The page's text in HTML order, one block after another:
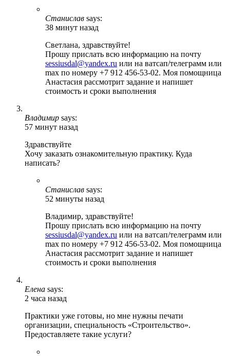
Станислав says:
38 минут назад
Светлана, здравствуйте!
Прошу прислать всю информацию на почту
sessiusdal@yandex.ru или на ватсап/телеграмм или
max по номеру +7 912 456-53-02. Моя помощница
Анастасия рассмотрит задание и напишет
стоимость и сроки выполнения
Владимир says:
57 минут назад
Здравствуйте
Хочу заказать ознакомительную практику. Куда
написать?
Станислав says:
52 минуты назад
Владимир, здравствуйте!
Прошу прислать всю информацию на почту
sessiusdal@yandex.ru или на ватсап/телеграмм или
max по номеру +7 912 456-53-02. Моя помощница
Анастасия рассмотрит задание и напишет
стоимость и сроки выполнения
Елена says:
2 часа назад
Практики уже готовы, но мне нужны печати
организации, специальность «Строительство».
Предоставляете такие услуги?